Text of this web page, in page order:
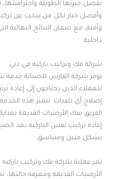
بفضل خبرتها الطويلة
وأفضل خيار لكل من يبحث عن
وآمنة، مع ضمان النتائج
داخلية.
شركة فك وتركيب باركيه في دبي
توفر شركة الفارس للصيانة خدمة
للعملاء الذين يحتاجون إلى إعادة
إصلاح أي تلفيات. تتميز هذه الخدمة
الفريق بفك الأرضيات القديمة
إعادة تركيب نفس الباركيه بعد
بشكل متين ومتناسق.
تمر عملية شركة فك وتركيب باركيه
الأرضيات القديمة ومعرفة حالتها،